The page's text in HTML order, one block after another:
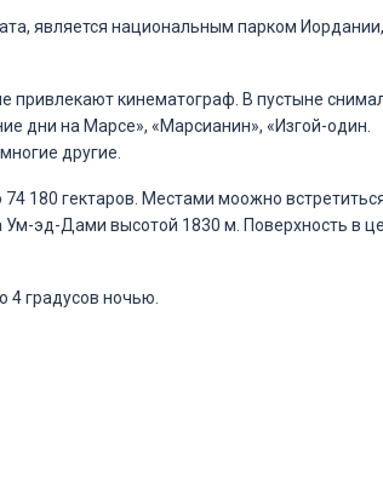
является национальным парком
привлекают кинематограф. В пустыне
дни на Марсе», «Марсианин», «Изгой-один.
другие.
180 гектаров. Местами моожно
эд-Дами высотой 1830 м. Поверхность в
4 градусов ночью.